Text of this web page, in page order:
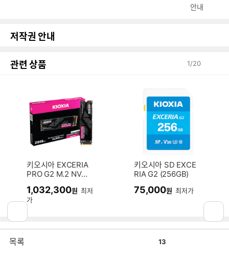
안내
저작권 안내
관련 상품 1/20
키오시아 EXCERIA
PRO G2 M.2 NVM
1,032,300원 최저
가
키오시아 SD EXCE
RIA G2 (256GB)
75,000원 최저가
목록 13